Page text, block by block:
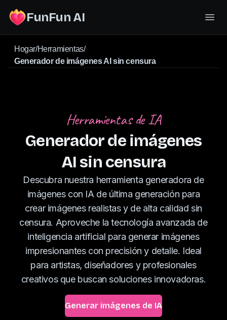
FunFun AI
Hogar/Herramientas/
Generador de imágenes AI sin censura
Herramientas de IA
Generador de imágenes
AI sin censura
Descubra nuestra herramienta generadora de
imágenes con IA de última generación para
crear imágenes realistas y de alta calidad sin
censura. Aproveche la tecnología avanzada de
inteligencia artificial para generar imágenes
impresionantes con precisión y detalle. Ideal
para artistas, diseñadores y profesionales
creativos que buscan soluciones innovadoras.
Generar imágenes de IA